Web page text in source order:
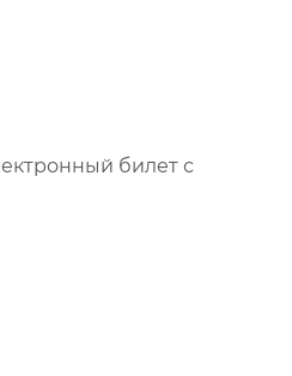
билет с